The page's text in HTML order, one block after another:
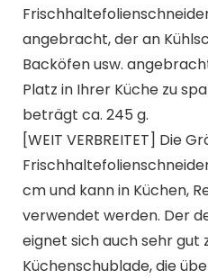
angebracht, der an
Backöfen usw.
Platz in Ihrer Küche zu
beträgt ca. 245 g.
[WEIT VERBREITET] Die
cm und kann in Küchen,
verwendet werden. Der
eignet sich auch sehr gut
Küchenschublade, die